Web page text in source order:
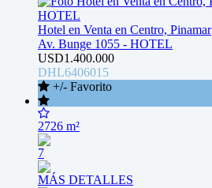
Hotel en Venta en Centro, Pinamar
Av. Bunge 1055 - HOTEL
USD1.400.000
DHL6406015
+/- Favorito
2726 m²
7
MÁS DETALLES